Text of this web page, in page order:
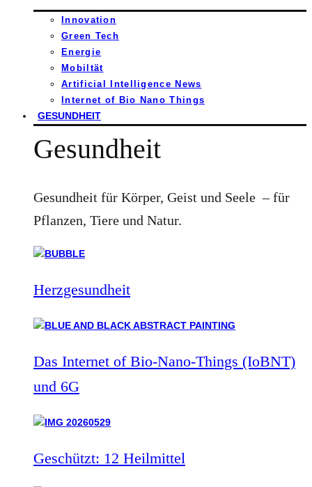
Innovation
Green Tech
Energie
Mobiltät
Artificial Intelligence News
Internet of Bio Nano Things
GESUNDHEIT
Gesundheit
Gesundheit für Körper, Geist und Seele – für
Pflanzen, Tiere und Natur.
Herzgesundheit
Das Internet of Bio-Nano-Things (IoBNT)
und 6G
Geschützt: 12 Heilmittel